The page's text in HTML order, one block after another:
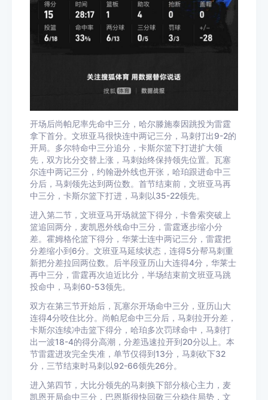
开场后尚帕尼率先命中三分，哈尔滕施泰因跳投为雷霆
拿下首分。文班亚马很快连中两记三分，马刺打出9-2的
开局。多尔特命中三分追分，卡斯尔篮下打进扩大领
先，双方比分交替上涨，马刺始终保持领先位置。瓦塞
尔连中两记三分，约翰逊外线也开张，哈珀跟进命中三
分后，马刺领先达到两位数。首节结束前，文班亚马再
中三分，卡斯尔篮下打进，马刺以35-22领先。
进入第二节，文班亚马开场就篮下得分，卡鲁索突破上
篮追回两分，麦凯恩外线命中三分，雷霆逐步缩小分
差。霍姆格伦篮下得分，华莱士连中两记三分，雷霆把
分差缩小到6分。文班亚马延续状态，连得5分帮马刺重
新把分差拉回两位数。后半段亚历山大连得4分，华莱士
再中三分，雷霆再次迫近比分，半场结束前文班亚马跳
投命中，马刺60-53领先。
双方在第三节开始后，瓦塞尔开场命中三分，亚历山大
连得4分咬住比分。尚帕尼命中三分后，马刺拉开分差，
卡斯尔连续冲击篮下得分，哈珀多次罚球命中，马刺打
出一波18-4的得分高潮，分差迅速拉开到20分以上。本
节雷霆进攻完全失准，单节仅得到13分，马刺砍下32
分，三节结束时马刺以92-66领先26分。
进入第四节，大比分领先的马刺换下部分核心主力，麦
凯恩开局命中三分，巴恩斯很快回敬三分稳住局势，文